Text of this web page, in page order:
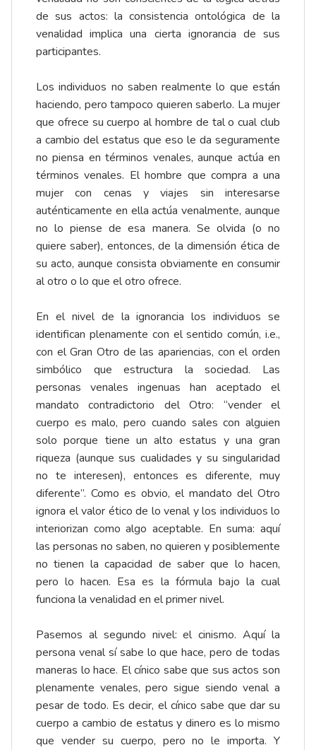
de sus actos: la consistencia ontológica de la
venalidad implica una cierta ignorancia de sus
participantes.
Los individuos no saben realmente lo que están
haciendo, pero tampoco quieren saberlo. La mujer
que ofrece su cuerpo al hombre de tal o cual club
a cambio del estatus que eso le da seguramente
no piensa en términos venales, aunque actúa en
términos venales. El hombre que compra a una
mujer con cenas y viajes sin interesarse
auténticamente en ella actúa venalmente, aunque
no lo piense de esa manera. Se olvida (o no
quiere saber), entonces, de la dimensión ética de
su acto, aunque consista obviamente en consumir
al otro o lo que el otro ofrece.
En el nivel de la ignorancia los individuos se
identifican plenamente con el sentido común, i.e.,
con el Gran Otro de las apariencias, con el orden
simbólico que estructura la sociedad. Las
personas venales ingenuas han aceptado el
mandato contradictorio del Otro: “vender el
cuerpo es malo, pero cuando sales con alguien
solo porque tiene un alto estatus y una gran
riqueza (aunque sus cualidades y su singularidad
no te interesen), entonces es diferente, muy
diferente”. Como es obvio, el mandato del Otro
ignora el valor ético de lo venal y los individuos lo
interiorizan como algo aceptable. En suma: aquí
las personas no saben, no quieren y posiblemente
no tienen la capacidad de saber que lo hacen,
pero lo hacen. Esa es la fórmula bajo la cual
funciona la venalidad en el primer nivel.
Pasemos al segundo nivel: el cinismo. Aquí la
persona venal sí sabe lo que hace, pero de todas
maneras lo hace. El cínico sabe que sus actos son
plenamente venales, pero sigue siendo venal a
pesar de todo. Es decir, el cínico sabe que dar su
cuerpo a cambio de estatus y dinero es lo mismo
que vender su cuerpo, pero no le importa. Y